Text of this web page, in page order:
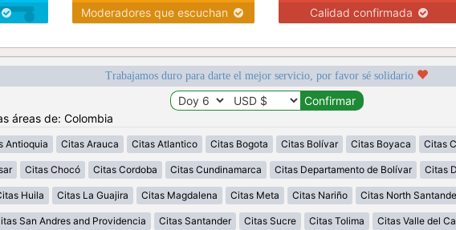
Moderadores que escuchan Calidad confirmada
Trabajamos duro para darte el mejor servicio, por favor sé solidario
áreas de: Colombia
Antioquia Citas Arauca Citas Atlantico Citas Bogota Citas Bolívar Citas Boyaca Citas
Citas Chocó Citas Cordoba Citas Cundinamarca Citas Departamento de Bolívar Citas
Huila Citas La Guajira Citas Magdalena Citas Meta Citas Nariño Citas North
San Andres and Providencia Citas Santander Citas Sucre Citas Tolima Citas Valle del